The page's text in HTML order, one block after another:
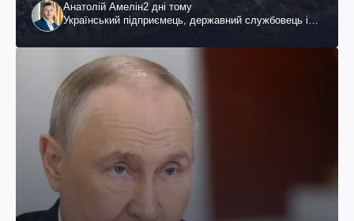
Анатолій Амелін2 дні тому
Український підприємець, державний службовець і